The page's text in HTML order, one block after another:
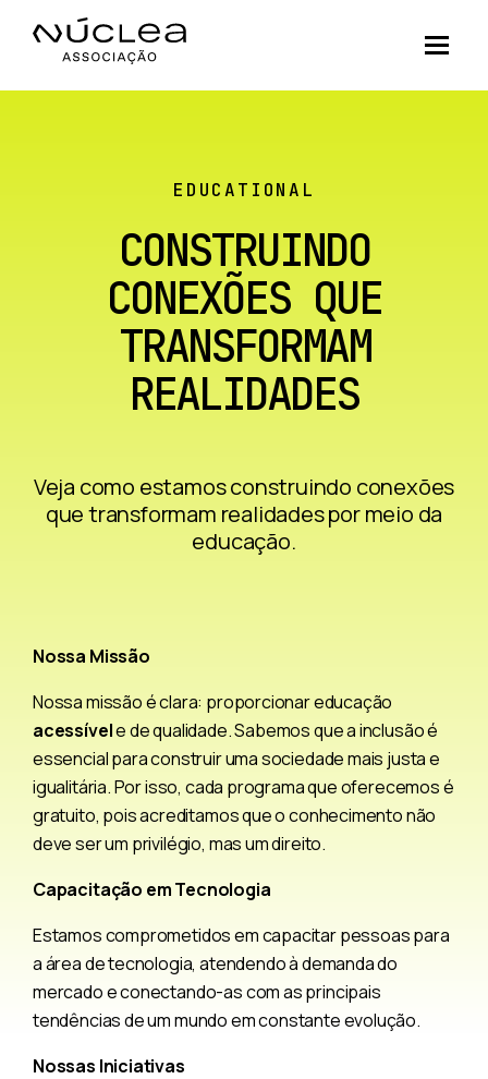
EDUCATIONAL
CONSTRUINDO
CONEXÕES QUE
TRANSFORMAM
REALIDADES
Veja como estamos construindo conexões
que transformam realidades por meio da
educação.
Nossa Missão
Nossa missão é clara: proporcionar educação
acessívele de qualidade. Sabemos que a inclusão é
essencial para construir uma sociedade mais justa e
igualitária. Por isso, cada programa que oferecemos é
gratuito, pois acreditamos que o conhecimento não
deve ser um privilégio, mas um direito.
Capacitação em Tecnologia
Estamos comprometidos em capacitar pessoas para
a área de tecnologia, atendendo à demanda do
mercado e conectando-as com as principais
tendências de um mundo em constante evolução.
Nossas Iniciativas